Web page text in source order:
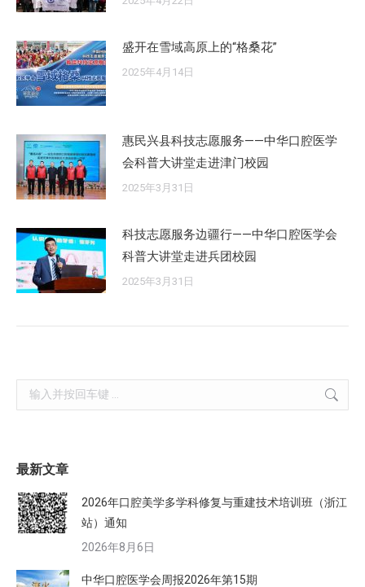
盛开在雪域高原上的“格桑花”
2025年4月14日
惠民兴县科技志愿服务——中华口腔医学
会科普大讲堂走进津门校园
2025年3月31日
科技志愿服务边疆行——中华口腔医学会
科普大讲堂走进兵团校园
2025年3月31日
Search:
最新文章
2026年口腔美学多学科修复与重建技术培训班（浙江
站）通知
2026年8月6日
中华口腔医学会周报2026年第15期